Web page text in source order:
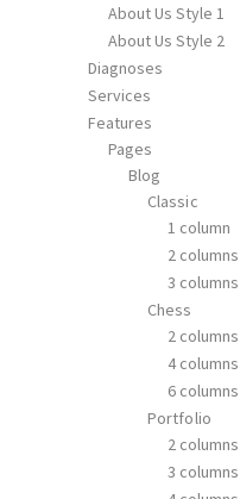
About Us Style 1
About Us Style 2
Diagnoses
Services
Features
Pages
Blog
Classic
1 column
2 columns
3 columns
Chess
2 columns
4 columns
6 columns
Portfolio
2 columns
3 columns